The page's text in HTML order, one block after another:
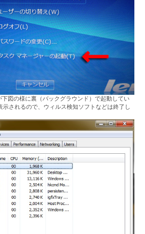
下図の様に裏（バックグラウンド）で起動してい
示されるので、ウィルス検知ソフトなどは終了し